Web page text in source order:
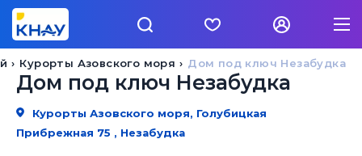
Дом под ключ Незабудка
Курорты Азовского моря
Дом под ключ Незабудка
Курорты Азовского моря, Голубицкая
Прибрежная 75 , Незабудка